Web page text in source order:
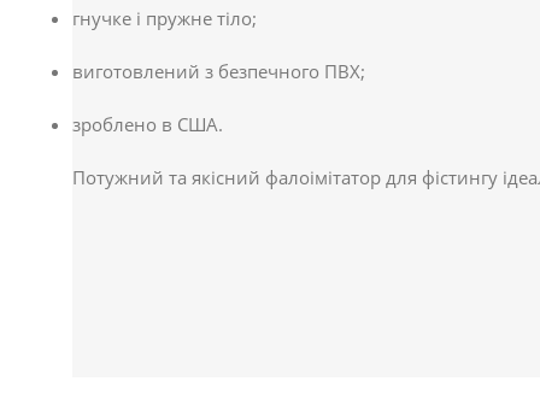
гнучке і пружне тіло;
виготовлений з безпечного ПВХ;
зроблено в США.
Потужний та якісний фалоімітатор для фістингу